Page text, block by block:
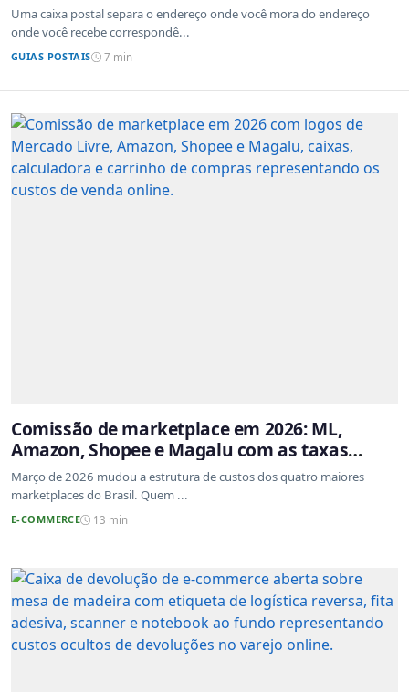
Uma caixa postal separa o endereço onde você mora do endereço
onde você recebe correspondê...
GUIAS POSTAIS 7 min
Comissão de marketplace em 2026: ML,
Amazon, Shopee e Magalu com as taxas
atualizadas
Março de 2026 mudou a estrutura de custos dos quatro maiores
marketplaces do Brasil. Quem ...
E-COMMERCE 13 min